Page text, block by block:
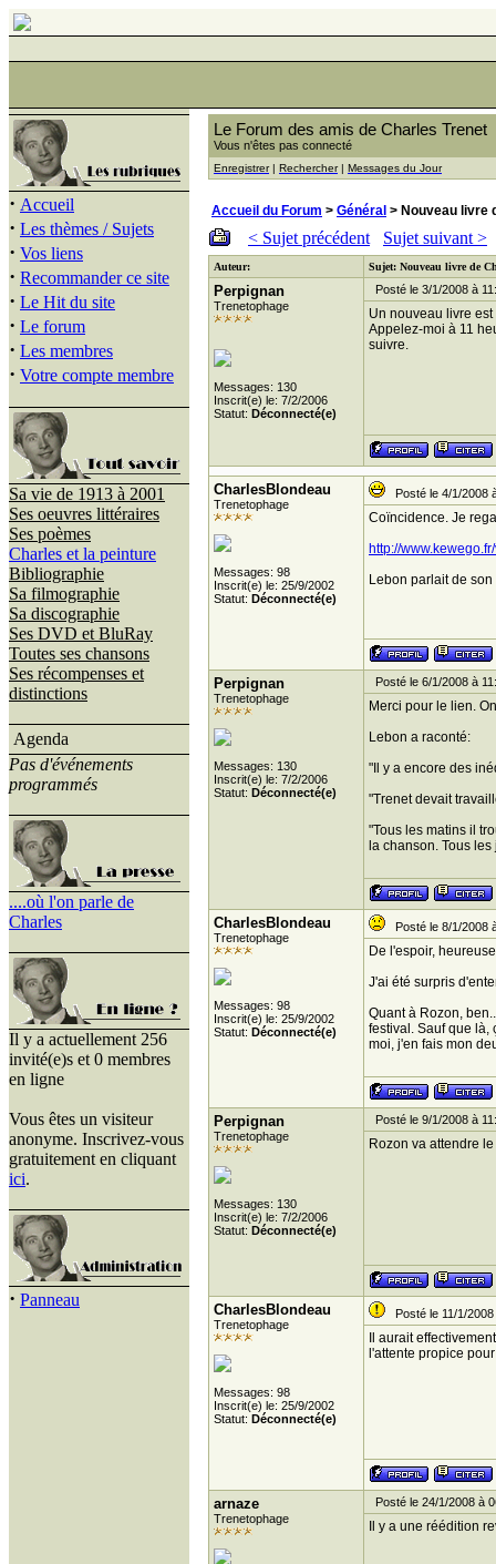
· Accueil
· Les thèmes / Sujets
· Vos liens
· Recommander ce site
· Le Hit du site
· Le forum
· Les membres
· Votre compte membre
Sa vie de 1913 à 2001
Ses oeuvres littéraires
Ses poèmes
Charles et la peinture
Bibliographie
Sa filmographie
Sa discographie
Ses DVD et BluRay
Toutes ses chansons
Ses récompenses et
distinctions
Agenda
Pas d'événements
programmés
....où l'on parle de
Charles
Il y a actuellement 256
invité(e)s et 0 membres
en ligne
Vous êtes un visiteur
anonyme. Inscrivez-vous
gratuitement en cliquant
ici.
· Panneau
Le Forum des amis de Charles Trenet
Vous n'êtes pas connecté
Enregistrer| Rechercher| Messages du Jour
Accueil du Forum > Général > Nouveau livre
< Sujet précédent Sujet suivant >
Auteur: Sujet: Nouveau livre de
Perpignan
Trenetophage
Messages: 130
Inscrit(e) le: 7/2/2006
Statut: Déconnecté(e)
Posté le 3/1/2008 à
Un nouveau livre
Appelez-moi à 11
suivre.
CharlesBlondeau
Trenetophage
Messages: 98
Inscrit(e) le: 25/9/2002
Statut: Déconnecté(e)
Posté le 4/1/2008
Coïncidence. Je
http://
Lebon parlait de son
Perpignan
Trenetophage
Messages: 130
Inscrit(e) le: 7/2/2006
Statut: Déconnecté(e)
Posté le 6/1/2008 à
Merci pour le lien.
Lebon a raconté:
"Il y a encore des
"Trenet devait
"Tous les matins il
la chanson. Tous
CharlesBlondeau
Trenetophage
Messages: 98
Inscrit(e) le: 25/9/2002
Statut: Déconnecté(e)
Posté le 8/1/2008
De l'espoir,
J'ai été surpris
Quant à Rozon,
festival. Sauf que là,
moi, j'en fais mon
Perpignan
Trenetophage
Messages: 130
Inscrit(e) le: 7/2/2006
Statut: Déconnecté(e)
Posté le 9/1/2008 à
Rozon va attendre
CharlesBlondeau
Trenetophage
Messages: 98
Inscrit(e) le: 25/9/2002
Statut: Déconnecté(e)
Posté le 11/1/2008
Il aurait
l'attente propice
arnaze
Trenetophage
Posté le 24/1/2008 à
Il y a une réédition